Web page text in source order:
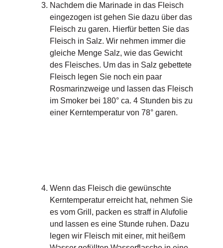
Nachdem die Marinade in das Fleisch
eingezogen ist gehen Sie dazu über das
Fleisch zu garen. Hierfür betten Sie das
Fleisch in Salz. Wir nehmen immer die
gleiche Menge Salz, wie das Gewicht
des Fleisches. Um das in Salz gebettete
Fleisch legen Sie noch ein paar
Rosmarinzweige und lassen das Fleisch
im Smoker bei 180° ca. 4 Stunden bis zu
einer Kerntemperatur von 78° garen.
Wenn das Fleisch die gewünschte
Kerntemperatur erreicht hat, nehmen Sie
es vom Grill, packen es straff in Alufolie
und lassen es eine Stunde ruhen. Dazu
legen wir Fleisch mit einer, mit heißem